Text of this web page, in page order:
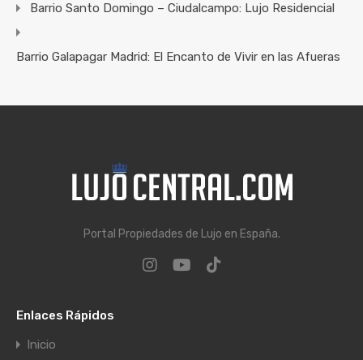
Barrio Santo Domingo – Ciudalcampo: Lujo Residencial
Barrio Galapagar Madrid: El Encanto de Vivir en las Afueras
Portal Propiedades de Lujo en España.
Enlaces Rápidos
Inicio